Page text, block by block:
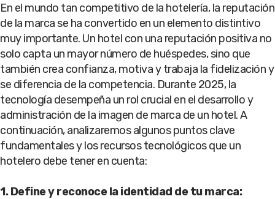
En el mundo tan competitivo de la hotelería, la reputación
de la marca se ha convertido en un elemento distintivo
muy importante. Un hotel con una reputación positiva no
solo capta un mayor número de huéspedes, sino que
también crea confianza, motiva y trabaja la fidelización y
se diferencia de la competencia. Durante 2025, la
tecnología desempeña un rol crucial en el desarrollo y
administración de la imagen de marca de un hotel. A
continuación, analizaremos algunos puntos clave
fundamentales y los recursos tecnológicos que un
hotelero debe tener en cuenta:
1. Define y reconoce la identidad de tu marca: